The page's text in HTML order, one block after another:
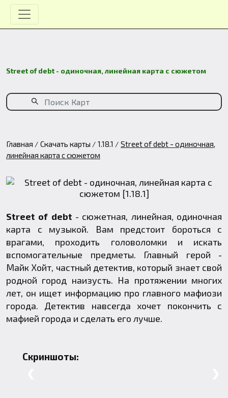
Street of debt - одиночная, линейная карта с сюжетом
Главная Скачать карты 1.18.1
Street of debt - одиночная,
линейная карта с сюжетом
Street of debt - сюжетная, линейная, одиночная
карта с музыкой. Вам предстоит бороться с
врагами, проходить головоломки и искать
вспомогательные предметы. Главный герой -
Майк Хойт, частный детектив, который знает свой
родной город наизусть. На протяжении многих
лет, он ищет информацию про главного мафиози
города. Детектив навсегда хочет покончить с
мафией города и сделать его лучше.
Скриншоты: